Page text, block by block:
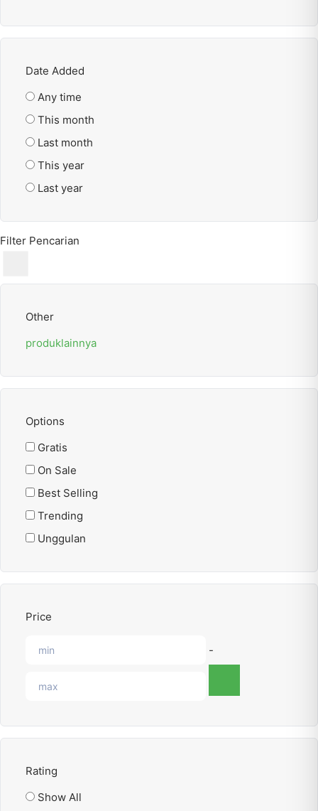
Date Added
Any time
This month
Last month
This year
Last year
Filter Pencarian
Other
produklainnya
Options
Gratis
On Sale
Best Selling
Trending
Unggulan
Price
-
Rating
Show All